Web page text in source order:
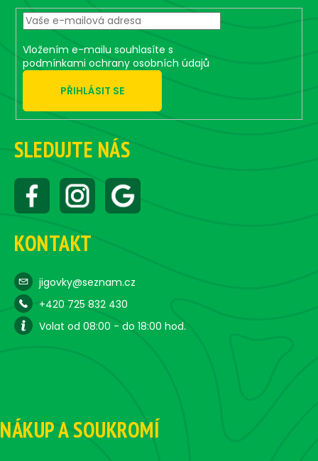
-
KS,
20
G
3,09
Vložením e-mailu souhlasíte s
podmínkami ochrany osobních údajů
PŘIHLÁSIT SE
SLEDUJTE NÁS
KONTAKT
jigovky@seznam.cz
+420 725 832 430
Volat od 08:00 - do 18:00 hod.
NÁKUP A SOUKROMÍ